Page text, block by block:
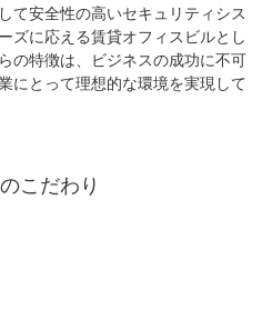
て安全性の高いセキュリティシス
ズに応える賃貸オフィスビルとし
の特徴は、ビジネスの成功に不可
にとって理想的な環境を実現して
のこだわり